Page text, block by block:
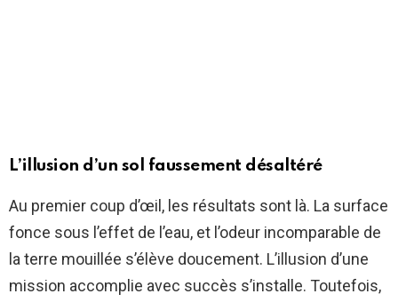
L’illusion d’un sol faussement désaltéré
Au premier coup d’œil, les résultats sont là. La surface
fonce sous l’effet de l’eau, et l’odeur incomparable de
la terre mouillée s’élève doucement. L’illusion d’une
mission accomplie avec succès s’installe. Toutefois,